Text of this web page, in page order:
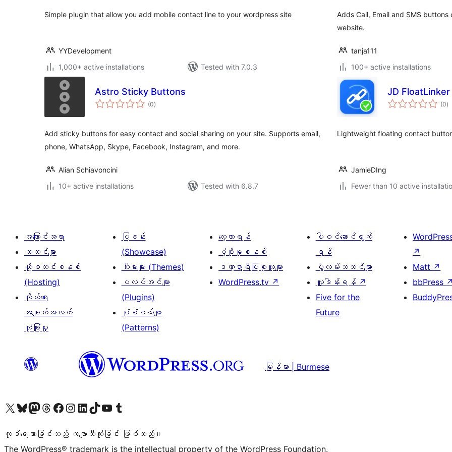
Simple plugin that allow you add mobile contact line to your wordpress site
YYDevelopment
1,000+ active installations
Tested with 7.0.3
Adds Call, Email and SMS
website.
tanja111
100+ active installations
Astro Sticky Buttons
(0total
ratings
)
Add sticky buttons for easy contact and social sharing on your site. Supports email,
phone, WhatsApp, Skype, Facebook, Instagram, and more.
Alian Schiavoncini
10+ active installations
Tested with 6.8.7
JD FloatLinker
(0)
Lightweight floating contact
JamieDIng
Fewer than 10 active
အကြောင်းအရာ
သတင်းများ
ဟို့စတင်းစနစ်
(Hosting)
ကိုယ်ရေး
အချက်အလက်
လုံခြုံမှု
ပြခန်း
(Showcase)
သီးမားများ (Themes)
ပလပ်အင်များ
(Plugins)
ပုံစံငယ်များ
(Patterns)
လေ့လာရန်
ပံ့ပိုးမှုစနစ်
ဒဏ္ဍာရီပြုစုသူများ
WordPress.tv ↗
ပါဝင်ဆောင်ရွက်
ရန်
ပွဲလမ်းသဘင်များ
လှူဒါန်းရန် ↗
Five for the
Future
↗
Matt ↗
bbPress ↗
မြန်မာ | Burmese
ကျွန်ုပ်တို့၏ X (ယခင် Twitter) အကောင့်သို့ သွားရောက်ကြည့်ရှုပါကျွန်ုပ်တို့၏ Bluesky အကောင့်သို့ ဝင်ရောက်ကြည့်ရှုရန်
ကျွန်ုပ်တို့၏ Mastodon အကောင့်သို့ သွားရောက်ကြည့်ရှုပါကျွန်ုပ်တို့၏ Threads အကောင့်သို့ ဝင်ရောက်ကြည့်ရှုရန်
ကျွန်ုပ်တို့၏ Facebook စာမျက်နှာသို့ သွားရောက်ကြည့်ရှုပါကျွန်ုပ်တို့၏ Instagram အကောင့်သို့ သွားရောက်ကြည့်ရှုပါ ကျွန်ုပ်တို့၏ LinkedIn အကောင့်သို့ သွားရောက်ကြည့်ရှုပါကျွန်ုပ်တို့၏ TikTok အကောင့်သို့ ဝင်ရောက်ကြည့်ရှုရန်
ကျွန်ုပ်တို့၏ YouTube ချန်နယ်သို့ သွားရောက်ကြည့်ရှုပါ ကျွန်ုပ်တို့၏ Tumblr အကောင့်သို့ ဝင်ရောက်ကြည့်ရှုရန်
ကုဒ်ရေးသားခြင်းသည် ကဗျာသီကုံးခြင်း ဖြစ်သည်။
The WordPress® trademark is the intellectual property of the WordPress Foundation.